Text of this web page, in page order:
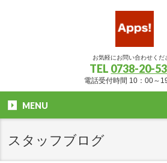
お気軽にお問い合わせくだ
TEL 0738-20-
電話受付時間 10：00～
MENU
スタッフブログ